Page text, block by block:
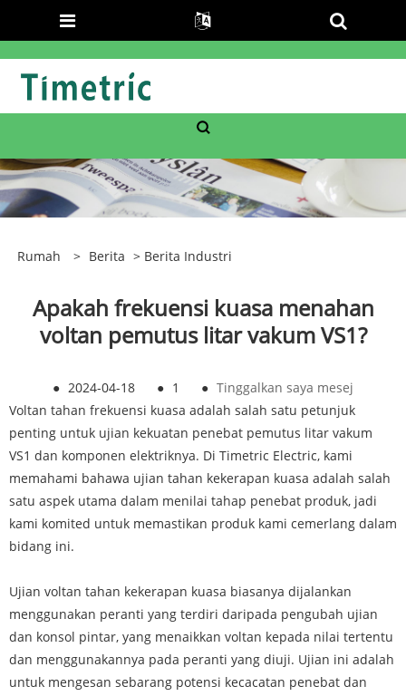
Rumah > Berita > Berita Industri
Apakah frekuensi kuasa menahan
voltan pemutus litar vakum VS1?
● 2024-04-18 ● 1 ● Tinggalkan saya mesej
Voltan tahan frekuensi kuasa adalah salah satu petunjuk
penting untuk ujian kekuatan penebat pemutus litar vakum
VS1 dan komponen elektriknya. Di Timetric Electric, kami
memahami bahawa ujian tahan kekerapan kuasa adalah salah
satu aspek utama dalam menilai tahap penebat produk, jadi
kami komited untuk memastikan produk kami cemerlang dalam
bidang ini.
Ujian voltan tahan kekerapan kuasa biasanya dijalankan
menggunakan peranti yang terdiri daripada pengubah ujian
dan konsol pintar, yang menaikkan voltan kepada nilai tertentu
dan menggunakannya pada peranti yang diuji. Ujian ini adalah
untuk mengesan sebarang potensi kecacatan penebat dan